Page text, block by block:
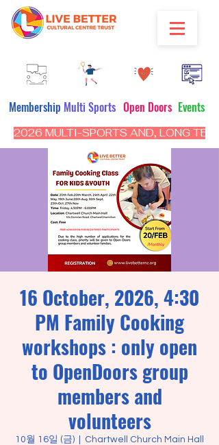
Multi Sports Open Doors Events
Membership
2026 MULTI-SPORTS AND, LONG
16 October, 2026, 4:30
PM Family Cooking
workshops : only open
to OpenDoors group
members and
volunteers
10월 16일 (금) Chartwell Church Main Hall